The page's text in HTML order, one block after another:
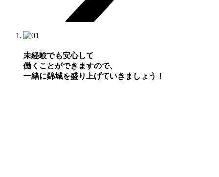
未経験でも安心して
働くことができますので、
一緒に錦城を盛り上げていきましょう！